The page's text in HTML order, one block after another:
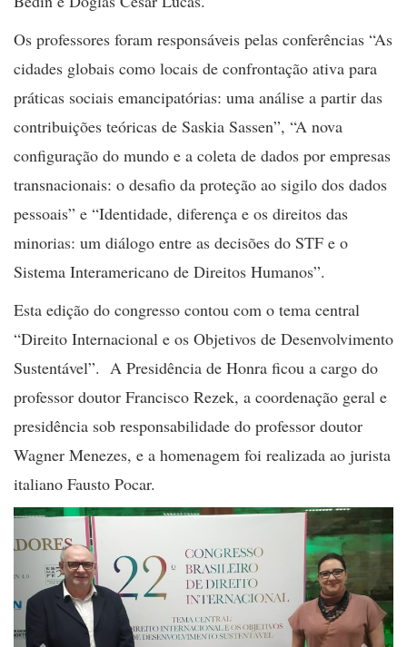
Os professores foram responsáveis pelas conferências “As
cidades globais como locais de confrontação ativa para
práticas sociais emancipatórias: uma análise a partir das
contribuições teóricas de Saskia Sassen”, “A nova
configuração do mundo e a coleta de dados por empresas
transnacionais: o desafio da proteção ao sigilo dos dados
pessoais” e “Identidade, diferença e os direitos das
minorias: um diálogo entre as decisões do STF e o
Sistema Interamericano de Direitos Humanos”.
Esta edição do congresso contou com o tema central
“Direito Internacional e os Objetivos de Desenvolvimento
Sustentável”. A Presidência de Honra ficou a cargo do
professor doutor Francisco Rezek, a coordenação geral e
presidência sob responsabilidade do professor doutor
Wagner Menezes, e a homenagem foi realizada ao jurista
italiano Fausto Pocar.